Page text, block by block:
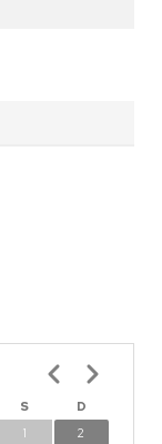
S
D
1
2
Paginación